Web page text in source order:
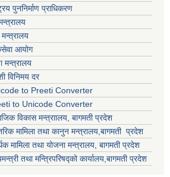
पुननिर्माण प्राधिकरण
आयोग
मन्त्रालय
विनिमय दर
to Preeti Converter
to Unicode Converter
विकास मन्त्राालय, बागमती प्रदेश
मामिला तथा कानुन मन्त्रालय,बागमती प्रदेश
मामिला तथा योजना मन्त्रालय, बागमती प्रदेश
तथा मन्त्रिपरिषद्को कार्यालय,बागमती प्रदेश